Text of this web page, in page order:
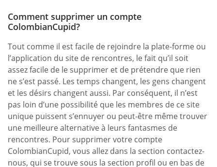
Comment supprimer un compte
ColombianCupid?
Tout comme il est facile de rejoindre la plate-forme ou
l’application du site de rencontres, le fait qu’il soit
assez facile de le supprimer et de prétendre que rien
ne s’est passé. Les temps changent, les gens changent
et les désirs changent aussi. Par conséquent, il n’est
pas loin d’une possibilité que les membres de ce site
unique puissent s’ennuyer ou peut-être même trouver
une meilleure alternative à leurs fantasmes de
rencontres. Pour supprimer votre compte
ColombianCupid, vous allez dans la section contactez-
nous, qui se trouve sous la section profil ou en bas de